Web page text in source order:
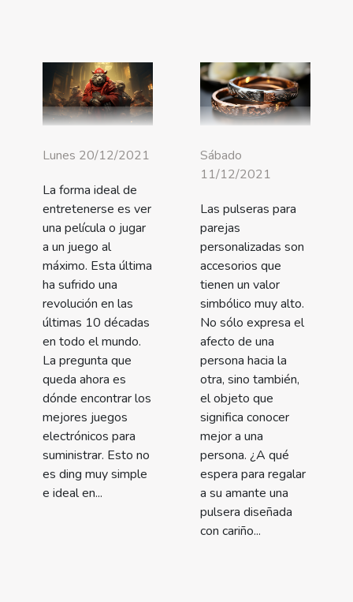
Lunes 20/12/2021
La forma ideal de
entretenerse es ver
una película o jugar
a un juego al
máximo. Esta última
ha sufrido una
revolución en las
últimas 10 décadas
en todo el mundo.
La pregunta que
queda ahora es
dónde encontrar los
mejores juegos
electrónicos para
suministrar. Esto no
es ding muy simple
e ideal en...
Sábado
11/12/2021
Las pulseras para
parejas
personalizadas son
accesorios que
tienen un valor
simbólico muy alto.
No sólo expresa el
afecto de una
persona hacia la
otra, sino también,
el objeto que
significa conocer
mejor a una
persona. ¿A qué
espera para regalar
a su amante una
pulsera diseñada
con cariño...